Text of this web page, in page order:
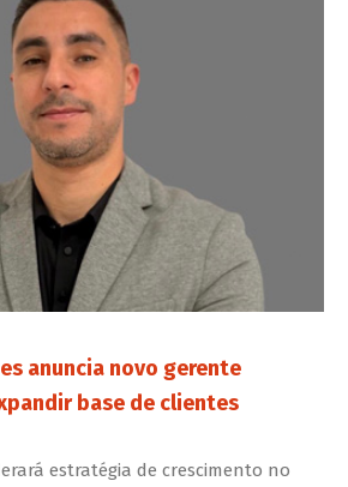
anuncia novo gerente
base de clientes
estratégia de crescimento no